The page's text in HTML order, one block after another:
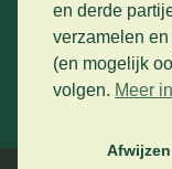
en derde
verzamelen
(en mogelijk
volgen. Meer
Afwijzen
vervoer
prijslijst